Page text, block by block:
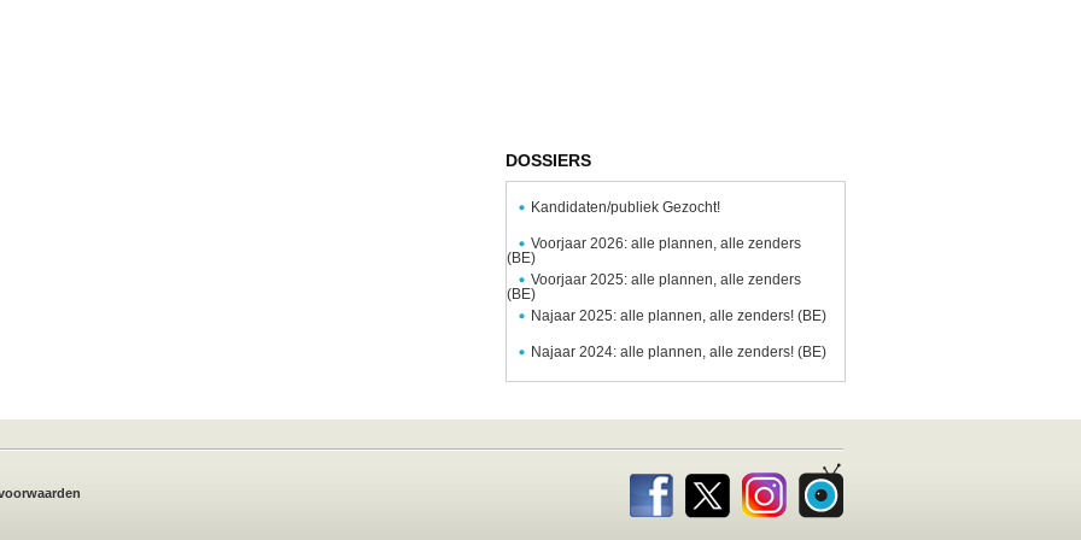
DOSSIERS
Kandidaten/publiek Gezocht!
Voorjaar 2026: alle plannen, alle zenders
(BE)
Voorjaar 2025: alle plannen, alle zenders
(BE)
Najaar 2025: alle plannen, alle zenders! (BE)
Najaar 2024: alle plannen, alle zenders! (BE)